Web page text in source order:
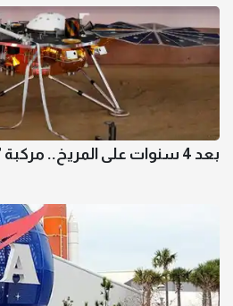
بعد 4 سنوات على المريخ.. مركبة "إنسايت" إلى التقاعد